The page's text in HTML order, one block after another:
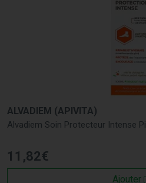
ALVADIEM (APIVITA)
Alvadiem Soin Protecteur Intense
11 ,82€
Ajouter